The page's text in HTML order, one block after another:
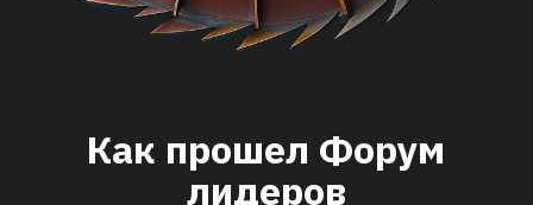
MiningWorld Russia— это
самая масштабная
горнодобывающей
и горнообрабатывающей